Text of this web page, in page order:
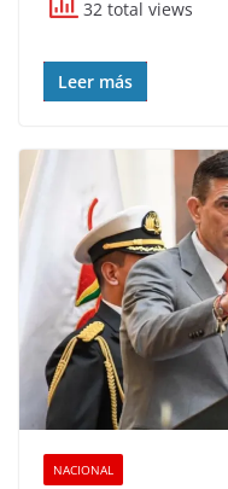
32 total views
Leer más
NACIONAL